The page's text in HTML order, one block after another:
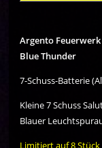
Argento Feuerwerk
Blue Thunder
7-Schuss-Batterie
Kleine 7 Schuss
Blauer
Limitiert auf 8